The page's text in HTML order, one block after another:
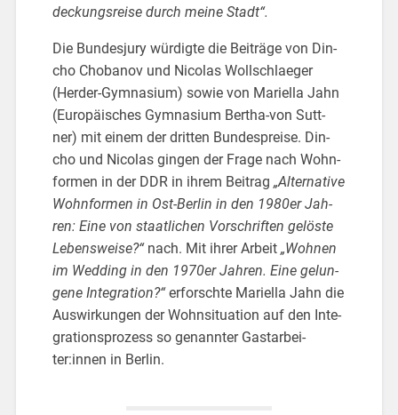
de­ckungs­rei­se durch meine Stadt“.
Die Bun­des­ju­ry wür­dig­te die Bei­trä­ge von Din­
cho Cho­ba­nov und Ni­co­las Woll­schla­e­ger
(Her­der-Gym­na­si­um) sowie von Ma­ri­el­la Jahn
(Eu­ro­päi­sches Gym­na­si­um Ber­tha-von Sutt­
ner) mit einem der drit­ten Bun­des­prei­se. Din­
cho und Ni­co­las gin­gen der Frage nach Wohn­
for­men in der DDR in ihrem Bei­trag„Al­ter­na­ti­ve
Wohn­for­men in Ost-Ber­lin in den 1980er Jah­
ren: Eine von staat­li­chen Vor­schrif­ten ge­lös­te
Le­bens­wei­se?“nach. Mit ihrer Ar­beit„Woh­nen
im Wed­ding in den 1970er Jah­ren. Eine ge­lun­
ge­ne In­te­gra­ti­on?“er­forsch­te Ma­ri­el­la Jahn die
Aus­wir­kun­gen der Wohn­si­tua­ti­on auf den In­te­
gra­ti­ons­pro­zess so ge­nann­ter Gast­ar­bei­
ter:innen in Ber­lin.